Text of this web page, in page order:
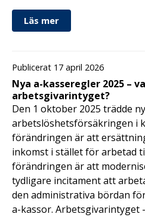
Läs mer
Publicerat 17 april 2026
Nya a-kasseregler 2025 –
arbetsgivarintyget?
Den 1 oktober 2025 trädde
arbetslöshetsförsäkringen i
förändringen är att
inkomst i stället för arbetad
förändringen är att
tydligare incitament att
den administrativa bördan
a-kassor. Arbetsgivarintyget